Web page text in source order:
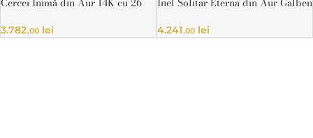
HRD
3.782,00 lei 4.241,00lei